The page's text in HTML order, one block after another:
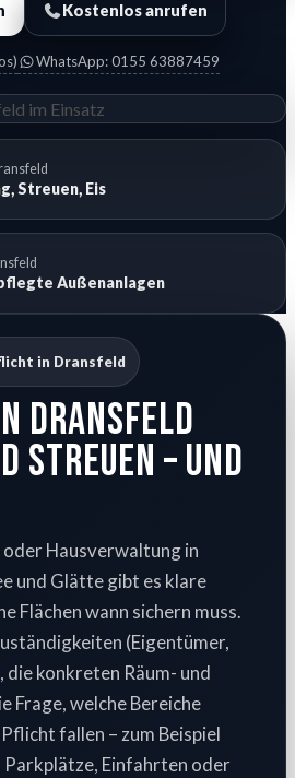
Kostenlos anrufen
WhatsApp: 0155 63887459
Streuen, Eis
Außenanlagen
in Dransfeld
Dransfeld
streuen – und
Hausverwaltung in
und Glätte gibt es klare
Flächen wann sichern muss.
(Eigentümer,
konkreten Räum- und
Frage, welche Bereiche
fallen – zum Beispiel
Parkplätze, Einfahrten oder